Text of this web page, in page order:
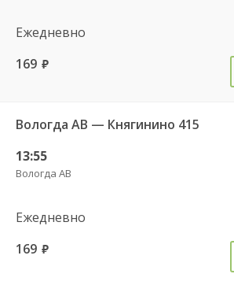
Ежедневно
169 руб.
Вологда АВ — Княгинино 415
13:55
Вологда АВ
Ежедневно
169 руб.